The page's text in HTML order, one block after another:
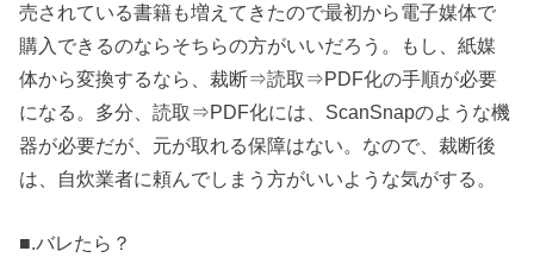
売されている書籍も増えてきたので最初から電子媒体で
購入できるのならそちらの方がいいだろう。もし、紙媒
体から変換するなら、裁断⇒読取⇒PDF化の手順が必要
になる。多分、読取⇒PDF化には、ScanSnapのような機
器が必要だが、元が取れる保障はない。なので、裁断後
は、自炊業者に頼んでしまう方がいいような気がする。
■.バレたら？